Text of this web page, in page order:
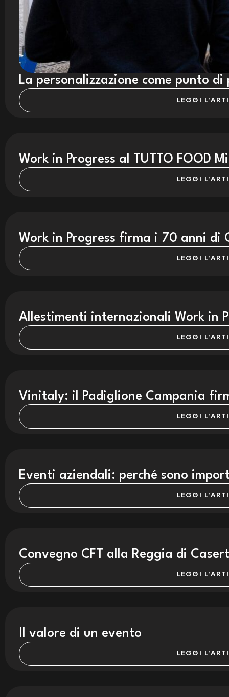
La personalizzazione come punto di
LEGGI
Work in Progress al TUTTO FOOD
LEGGI
Work in Progress firma i 70 anni di
LEGGI
Allestimenti internazionali Work in
LEGGI
Vinitaly: il Padiglione Campania
LEGGI
Eventi aziendali: perché sono
LEGGI
Convegno CFT alla Reggia di
LEGGI
Il valore di un evento
LEGGI